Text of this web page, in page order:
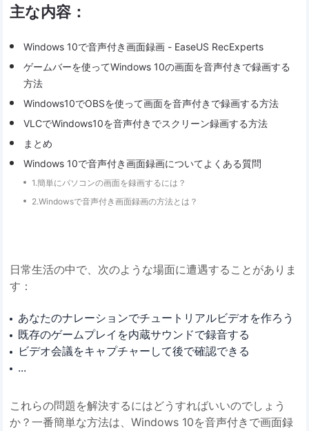
主な内容：
Windows 10で音声付き画面録画 - EaseUS RecExperts
ゲームバーを使ってWindows 10の画面を音声付きで録画する
方法
Windows10でOBSを使って画面を音声付きで録画する方法
VLCでWindows10を音声付きでスクリーン録画する方法
まとめ
Windows 10で音声付き画面録画についてよくある質問
1.簡単にパソコンの画面を録画するには？
2.Windowsで音声付き画面録画の方法とは？
日常生活の中で、次のような場面に遭遇することがありま
す：
あなたのナレーションでチュートリアルビデオを作ろう
既存のゲームプレイを内蔵サウンドで録音する
ビデオ会議をキャプチャーして後で確認できる
...
これらの問題を解決するにはどうすればいいのでしょう
か？一番簡単な方法は、Windows 10を音声付きで画面録